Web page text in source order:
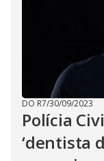
DO R7/30/09/2023
Polícia
‘dentista